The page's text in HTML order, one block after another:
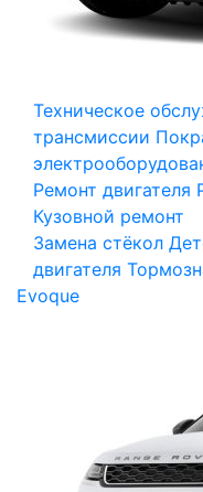
Техническое
трансмиссии
Ремонт двигателя
Кузовной ремонт
Замена стёкол
двигателя
Evoque